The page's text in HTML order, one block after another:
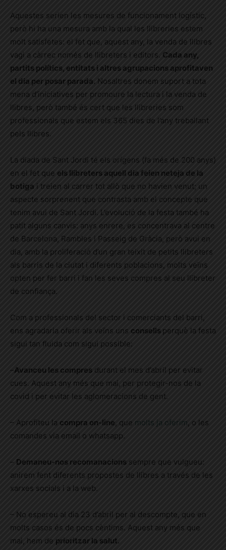
Aquestes serien les mesures de funcionament logístic,
però hi ha una mesura amb la qual les llibreries estem
molt satisfetes: el fet que, aquest any, la venda de llibres
vagi a càrrec només de llibreters i editors. Cada any,
partits polítics, entitats i altres agrupacions aprofitaven
el dia per posar parada. Nosaltres donem suport a tota
mena d’iniciatives per promoure la lectura i la venda de
llibres, però també és cert que les llibreries som
professionals que estem els 365 dies de l’any treballant
pels llibres.
La diada de Sant Jordi té els orígens (fa més de 200 anys)
en el fet que els llibreters aquell dia feien neteja de la
botiga i treien al carrer tot allò que no havien venut; un
aspecte sorprenent que contrasta amb el concepte que
tenim avui de Sant Jordi. L’evolució de la festa també ha
patit alguns canvis: anys enrere, es concentrava al centre
de Barcelona, Rambles i Passeig de Gràcia, però avui en
dia, amb la proliferació d’un gran teixit de petits llibreters
als barris de la ciutat i diferents poblacions, molts veïns
opten per fer barri i fan les seves compres al seu llibreter
de confiança.
Com a professionals del sector i comerciants del barri,
ens agradaria oferir als veïns uns consells perquè la festa
sigui tan fluida com sigui possible:
–Avanceu les compres durant el mes d’abril per evitar
cues. Aquest any més que mai, per protegir-nos de la
covid i per evitar les aglomeracions de gent.
– Aprofiteu la compra on-line , que molts ja oferim, o les
comandes via email o whatsapp.
– Demaneu-nos recomanacions sempre que vulgueu:
anirem fent diferents propostes de llibres a través de les
xarxes socials i a la web.
– No espereu al dia 23 d’abril per al descompte, que en
molts casos és de pocs cèntims. Aquest any més que
mai, hem de prioritzar la salut.